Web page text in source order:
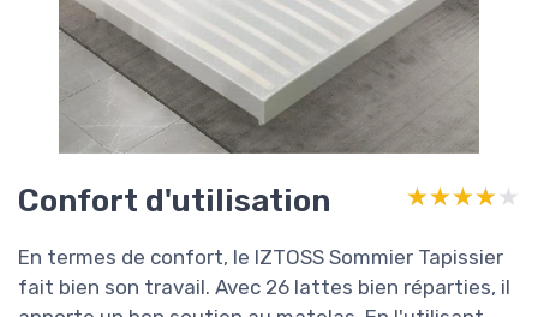
Confort d'utilisation ★★★★★
★★★★★
En termes de confort, le IZTOSS Sommier Tapissier
fait bien son travail. Avec 26 lattes bien réparties, il